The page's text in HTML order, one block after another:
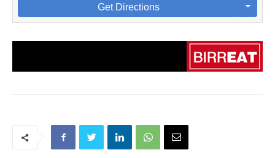
Get Directions